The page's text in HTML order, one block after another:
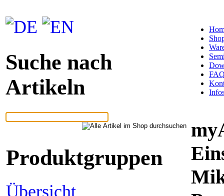
Suche nach
Artikeln
Produktgruppen
Übersicht